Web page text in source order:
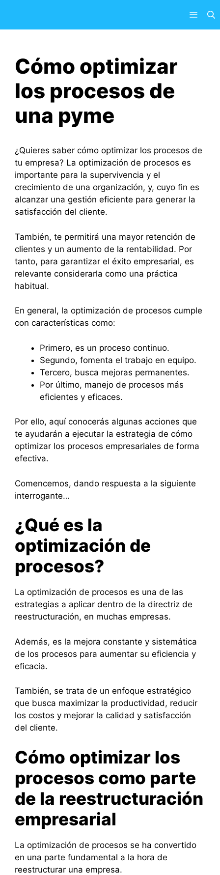
contenido
Menú
Cómo optimizar
los procesos de
una pyme
¿Quieres saber cómo optimizar los procesos de
tu empresa? La optimización de procesos es
importante para la supervivencia y el
crecimiento de una organización, y, cuyo fin es
alcanzar una gestión eficiente para generar la
satisfacción del cliente.
También, te permitirá una mayor retención de
clientes y un aumento de la rentabilidad. Por
tanto, para garantizar el éxito empresarial, es
relevante considerarla como una práctica
habitual.
En general, la optimización de procesos cumple
con características como:
Primero, es un proceso continuo.
Segundo, fomenta el trabajo en equipo.
Tercero, busca mejoras permanentes.
Por último, manejo de procesos más
eficientes y eficaces.
Por ello, aquí conocerás algunas acciones que
te ayudarán a ejecutar la estrategia de cómo
optimizar los procesos empresariales de forma
efectiva.
Comencemos, dando respuesta a la siguiente
interrogante…
¿Qué es la
optimización de
procesos?
La optimización de procesos es una de las
estrategias a aplicar dentro de la directriz de
reestructuración, en muchas empresas.
Además, es la mejora constante y sistemática
de los procesos para aumentar su eficiencia y
eficacia.
También, se trata de un enfoque estratégico
que busca maximizar la productividad, reducir
los costos y mejorar la calidad y satisfacción
del cliente.
Cómo optimizar los
procesos como parte
de la reestructuración
empresarial
La optimización de procesos se ha convertido
en una parte fundamental a la hora de
reestructurar una empresa.